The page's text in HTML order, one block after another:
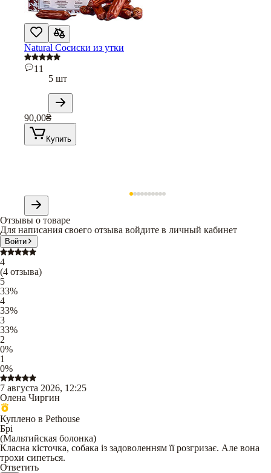
Natural Сосиски из утки
11
5 шт
90,00₴
Купить
Отзывы о товаре
Для написания своего отзыва войдите в личный кабинет
Войти
4
(4 отзыва)
5
33%
4
33%
3
33%
2
0%
1
0%
7 августа 2026, 12:25
Олена Чиргин
Куплено в Pethouse
Брі
(Мальтийская болонка)
Класна кісточка, собака із задоволенням її розгризає. Але вона
трохи сипеться.
Ответить